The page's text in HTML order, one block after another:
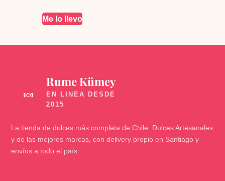
Me lo llevo
🍬
Rume Kümey
La tienda de dulces más completa de Chile. Dulces Artesanales
y de las mejores marcas, con delivery propio en Santiago y
envíos a todo el país.